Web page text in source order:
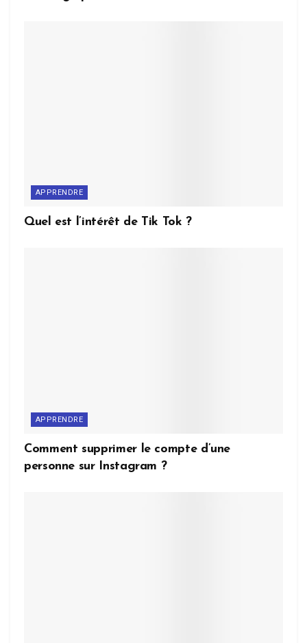
APPRENDRE
Quel est l’intérêt de Tik Tok ?
APPRENDRE
Comment supprimer le compte d’une
personne sur Instagram ?